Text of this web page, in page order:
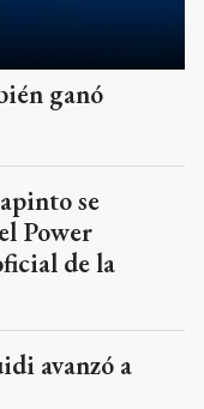
ganó
se
Power
de la
avanzó a